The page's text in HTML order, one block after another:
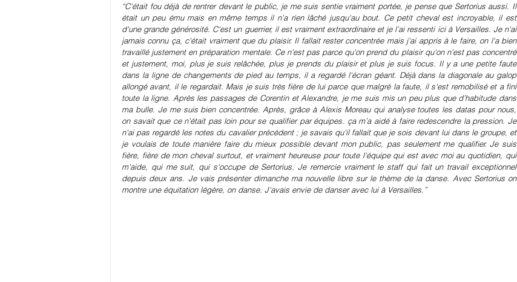
“C'était fou déjà de rentrer devant le public, je me suis sentie vraiment portée, je pense que Sertorius aussi. Il
était un peu ému mais en même temps il n’a rien lâché jusqu'au bout. Ce petit cheval est incroyable, il est
d'une grande générosité. C'est un guerrier, il est vraiment extraordinaire et je l’ai ressenti ici à Versailles. Je n'ai
jamais connu ça, c'était vraiment que du plaisir. Il fallait rester concentrée mais j'ai appris à le faire, on l'a bien
travaillé justement en préparation mentale. Ce n'est pas parce qu'on prend du plaisir qu'on n'est pas concentré
et justement, moi, plus je suis relâchée, plus je prends du plaisir et plus je suis focus. Il y a une petite faute
dans la ligne de changements de pied au temps, il a regardé l'écran géant. Déjà dans la diagonale au galop
allongé avant, il le regardait. Mais je suis très fière de lui parce que malgré la faute, il s'est remobilisé et a fini
toute la ligne. Après les passages de Corentin et Alexandre, je me suis mis un peu plus que d’habitude dans
ma bulle. Je me suis bien concentrée. Après, grâce à Alexis Moreau qui analyse toutes les datas pour nous,
on savait que ce n'était pas loin pour se qualifier par équipes. ça m’a aidé à faire redescendre la pression. Je
n'ai pas regardé les notes du cavalier précédent ; je savais qu'il fallait que je sois devant lui dans le groupe, et
je voulais de toute manière faire du mieux possible devant mon public, pas seulement me qualifier. Je suis
fière, fière de mon cheval surtout, et vraiment heureuse pour toute l'équipe qui est avec moi au quotidien, qui
m'aide, qui me suit, qui s'occupe de Sertorius. Je remercie vraiment le staff qui fait un travail exceptionnel
depuis deux ans. Je vais présenter dimanche ma nouvelle libre sur le thème de la danse. Avec Sertorius on
montre une équitation légère, on danse. J'avais envie de danser avec lui à Versailles.”